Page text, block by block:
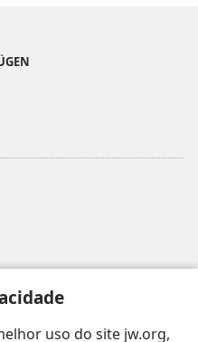
uso do site jw.org,